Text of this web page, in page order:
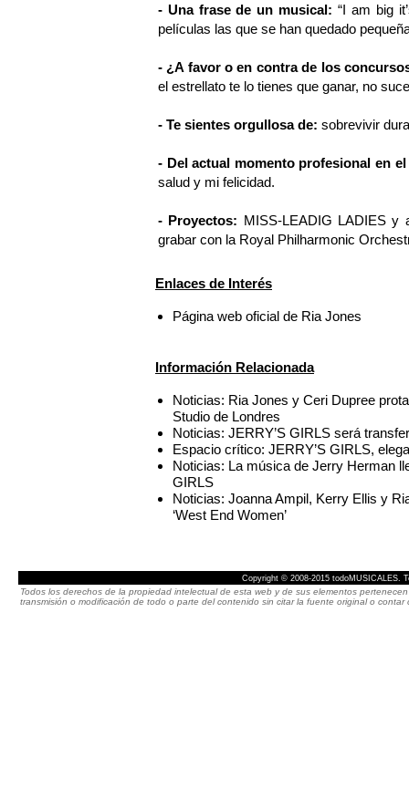
- Una frase de un musical: “I am big
películas las que se han quedado
- ¿A favor o en contra de los
el estrellato te lo tienes que ganar, no
- Te sientes orgullosa de: sobrevivir
- Del actual momento profesional en
salud y mi felicidad.
- Proyectos: MISS-LEADIG LADIES y
grabar con la Royal Philharmonic
Enlaces de Interés
Página web oficial de Ria Jones
Información Relacionada
Noticias: Ria Jones y Ceri Dupree
Studio de Londres
Noticias: JERRY’S GIRLS será
Espacio crítico: JERRY’S GIRLS,
Noticias: La música de Jerry Herman
GIRLS
Noticias: Joanna Ampil, Kerry Ellis y
‘West End Women’
Copyright © 2008-2015 todoMUSICALES.
Todos los derechos de la propiedad intelectual de esta web y de sus elementos
transmisión o modificación de todo o parte del contenido sin citar la fuente original o